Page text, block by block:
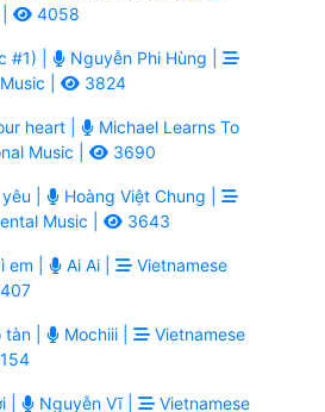
4058
#1) |
Nguyễn Phi Hùng |
|
3824
heart |
Michael Learns To
Music | 3690
|
Hoàng Việt Chung |
Music |
3643
em | Ai Ai |
Vietnamese
tàn | Mochiii |
Vietnamese
| Nguyễn Vĩ | Vietnamese